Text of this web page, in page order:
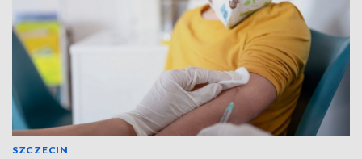
SZCZECIN